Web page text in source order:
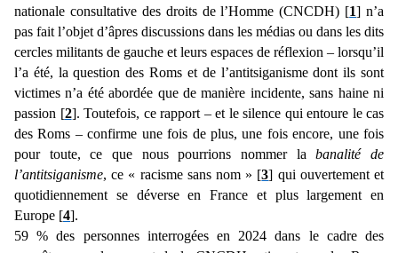
nationale consultative des droits de l’Homme (CNCDH) [1] n’a
pas fait l’objet d’âpres discussions dans les médias ou dans les dits
cercles militants de gauche et leurs espaces de réflexion – lorsqu’il
l’a été, la question des Roms et de l’antitsiganisme dont ils sont
victimes n’a été abordée que de manière incidente, sans haine ni
passion [2]. Toutefois, ce rapport – et le silence qui entoure le cas
des Roms – confirme une fois de plus, une fois encore, une fois
pour toute, ce que nous pourrions nommer labanalité de
l’antitsiganisme, ce « racisme sans nom » [3] qui ouvertement et
quotidiennement se déverse en France et plus largement en
Europe [4].
59 % des personnes interrogées en 2024 dans le cadre des